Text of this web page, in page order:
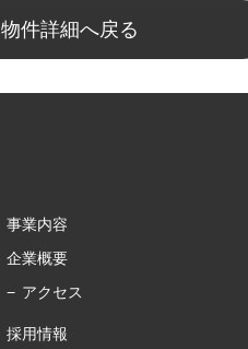
物件詳細へ戻る
事業内容
企業概要
アクセス
採用情報